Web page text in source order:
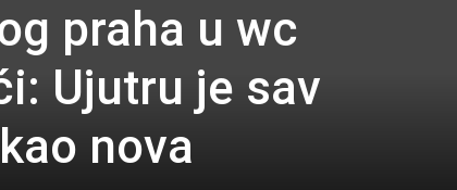
praha u wc
Ujutru je sav
nova